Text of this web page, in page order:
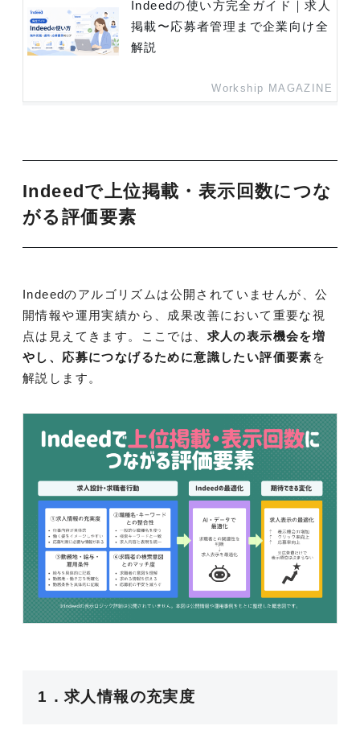
Indeedの使い方完全ガイド｜求人
掲載〜応募者管理まで企業向け全
解説
Workship MAGAZINE
Indeedで上位掲載・表示回数につな
がる評価要素
Indeedのアルゴリズムは公開されていませんが、公
開情報や運用実績から、成果改善において重要な視
点は見えてきます。ここでは、 求人の表示機会を増
やし、応募につなげるために意識したい評価要素 を
解説します。
1．求人情報の充実度